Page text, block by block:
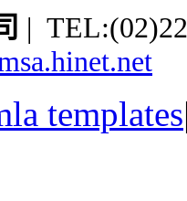
|
templates